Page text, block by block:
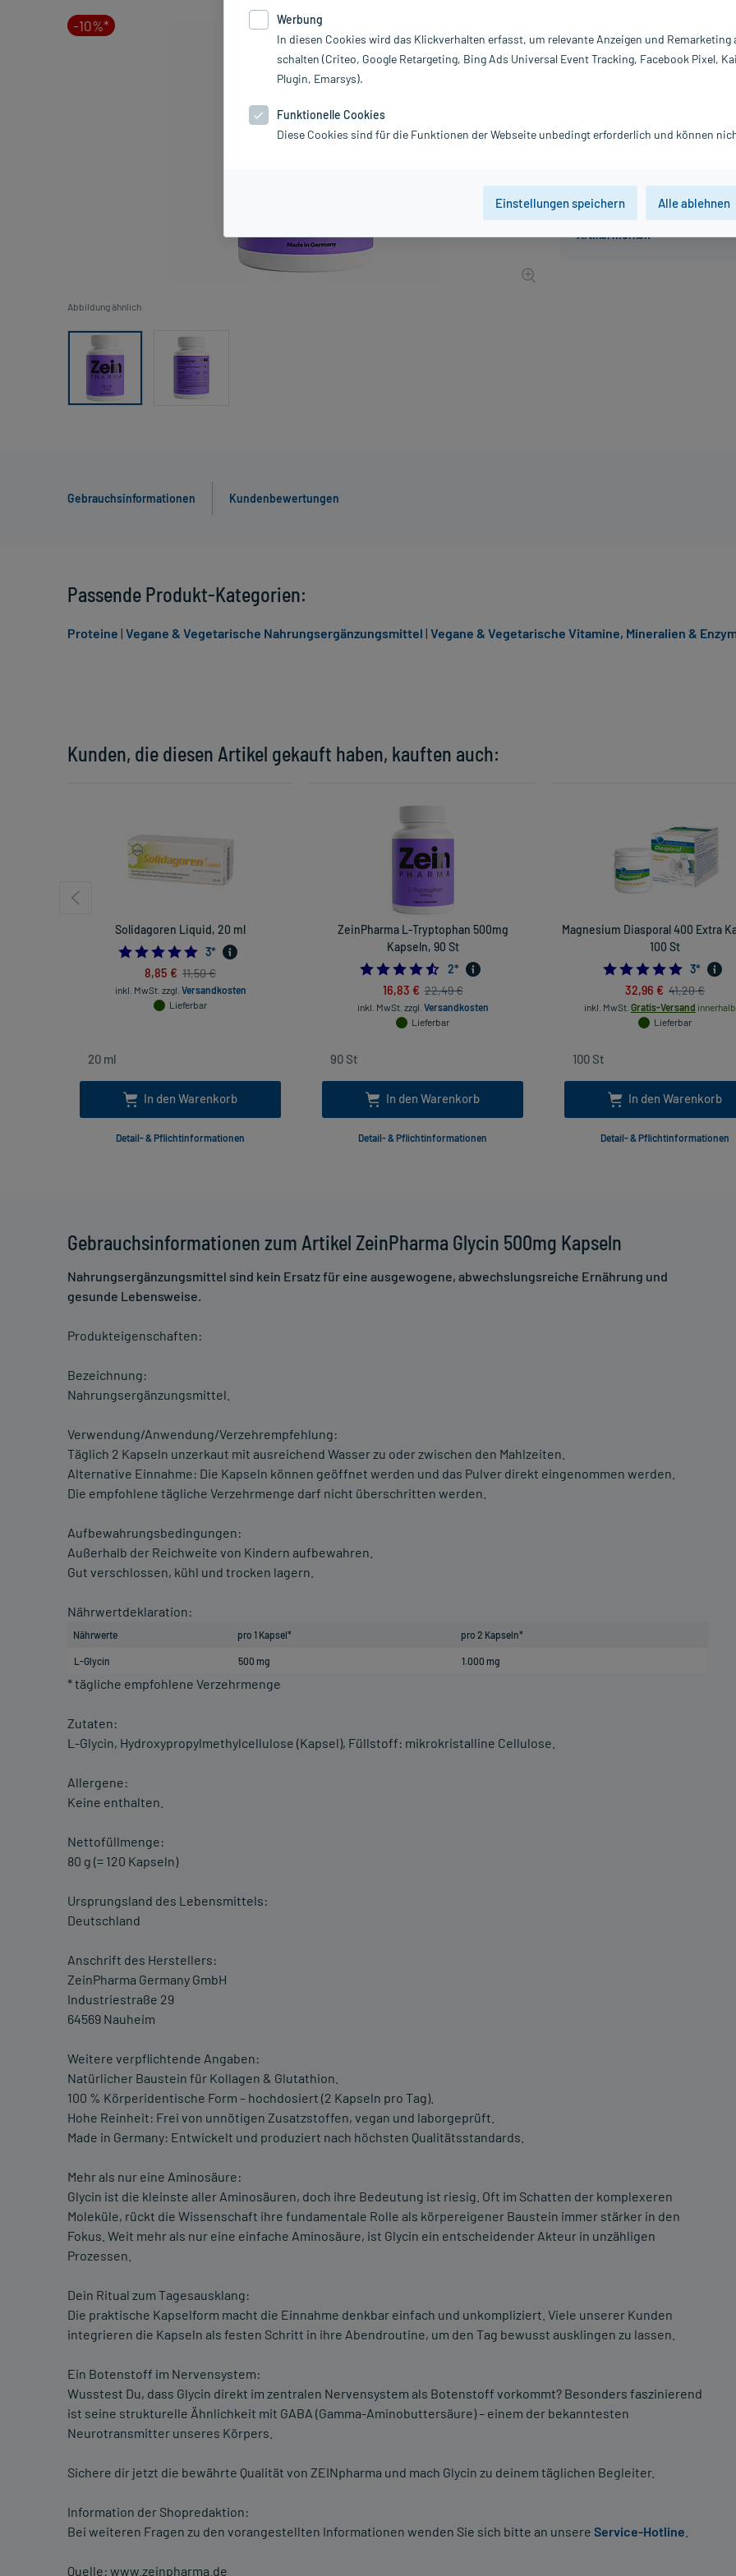
-10%*
Abbildung ähnlich
Hersteller:
Gebrauchsinformationen Kundenbewertungen
Gebrauchsinformationen zum Artikel ZeinPharma Glycin 500mg Kapseln
Nahrungsergänzungsmittel sind kein Ersatz für eine ausgewogene, abwechslungsreiche Ernährung und
gesunde Lebensweise.
Produkteigenschaften:
Bezeichnung:
Nahrungsergänzungsmittel.
Verwendung/Anwendung/Verzehrempfehlung:
Täglich 2 Kapseln unzerkaut mit ausreichend Wasser zu oder zwischen den Mahlzeiten.
Alternative Einnahme: Die Kapseln können geöffnet werden und das Pulver direkt eingenommen werden.
Die empfohlene tägliche Verzehrmenge darf nicht überschritten werden.
Aufbewahrungsbedingungen:
Außerhalb der Reichweite von Kindern aufbewahren.
Gut verschlossen, kühl und trocken lagern.
Nährwertdeklaration:
Nährwerte pro 1 Kapsel* pro 2 Kapseln*
L-Glycin 500 mg 1.000 mg
* tägliche empfohlene Verzehrmenge
Zutaten:
L-Glycin, Hydroxypropylmethylcellulose (Kapsel), Füllstoff: mikrokristalline Cellulose.
Allergene:
Keine enthalten.
Nettofüllmenge:
80 g (= 120 Kapseln)
Ursprungsland des Lebensmittels:
Deutschland
Anschrift des Herstellers:
ZeinPharma Germany GmbH
Industriestraße 29
64569 Nauheim
Weitere verpflichtende Angaben:
Natürlicher Baustein für Kollagen & Glutathion.
100 % Körperidentische Form – hochdosiert (2 Kapseln pro Tag).
Hohe Reinheit: Frei von unnötigen Zusatzstoffen, vegan und laborgeprüft.
Made in Germany: Entwickelt und produziert nach höchsten Qualitätsstandards.
Mehr als nur eine Aminosäure:
Glycin ist die kleinste aller Aminosäuren, doch ihre Bedeutung ist riesig. Oft im Schatten der komplexeren
Moleküle, rückt die Wissenschaft ihre fundamentale Rolle als körpereigener Baustein immer stärker in den
Fokus. Weit mehr als nur eine einfache Aminosäure, ist Glycin ein entscheidender Akteur in unzähligen
Prozessen.
Dein Ritual zum Tagesausklang:
Die praktische Kapselform macht die Einnahme denkbar einfach und unkompliziert. Viele unserer Kunden
integrieren die Kapseln als festen Schritt in ihre Abendroutine, um den Tag bewusst ausklingen zu lassen.
Ein Botenstoff im Nervensystem:
Wusstest Du, dass Glycin direkt im zentralen Nervensystem als Botenstoff vorkommt? Besonders faszinierend
ist seine strukturelle Ähnlichkeit mit GABA (Gamma-Aminobuttersäure) – einem der bekanntesten
Neurotransmitter unseres Körpers.
Sichere dir jetzt die bewährte Qualität von ZEINpharma und mach Glycin zu deinem täglichen Begleiter.
Information der Shopredaktion:
Bei weiteren Fragen zu den vorangestellten Informationen wenden Sie sich bitte an unsere Service-Hotline
Quelle: www.zeinpharma.de
Kunden, die diesen Artikel gekauft haben, kauften auch:
Solidagoren Liquid, 20 ml
5.0
3*
8,85 € 11,50 €
inkl. MwSt. zzgl. Versandkosten
Lieferbar
In den Warenkorb
Detail- & Pflichtinformationen
ZeinPharma L-Tryptophan 500mg
Kapseln, 90 St
4.5
2*
16,83 € 22,49 €
inkl. MwSt. zzgl. Versandkosten
Lieferbar
In den Warenkorb
Detail- & Pflichtinformationen
Magnesium Diasporal 400 Extra
100 St
5.0
3*
32,96 € 41,20 €
inkl. MwSt. Gratis-Versand
Lieferbar
In den Warenkorb
Detail- & Pflichtinformationen
Passende Produkt-Kategorien:
Proteine | Vegane & Vegetarische Nahrungsergänzungsmittel | Vegane & Vegetarische Vitamine, Mineralien &
Werbung
In diesen Cookies wird das Klickverhalten erfasst, um relevante Anzeigen und Remarketing
schalten (Criteo, Google Retargeting, Bing Ads Universal Event Tracking, Facebook Pixel,
Plugin, Emarsys).
Funktionelle Cookies
Diese Cookies sind für die Funktionen der Webseite unbedingt erforderlich und können
Einstellungen speichern Alle ablehnen